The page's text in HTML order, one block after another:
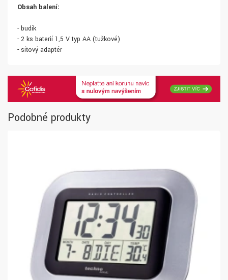
Obsah balení:
- budík
- 2 ks baterií 1,5 V typ AA (tužkové)
- síťový adaptér
Podobné produkty